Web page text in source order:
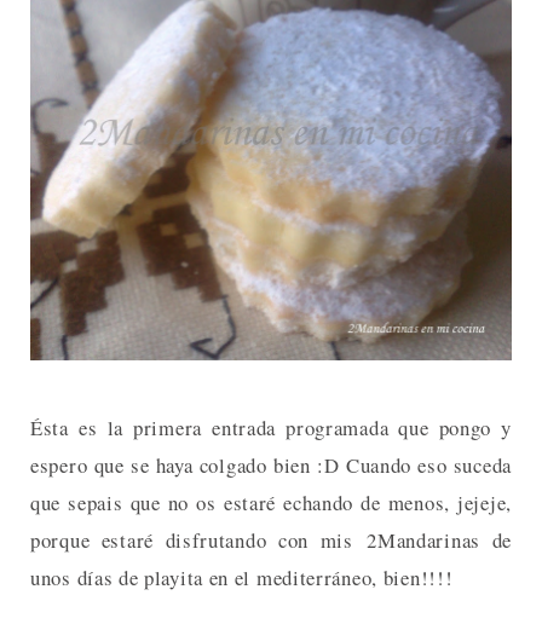
Ésta es la primera entrada programada que pongo y
espero que se haya colgado bien :D Cuando eso suceda
que sepais que no os estaré echando de menos, jejeje,
porque estaré disfrutando con mis 2Mandarinas de
unos días de playita en el mediterráneo, bien!!!!